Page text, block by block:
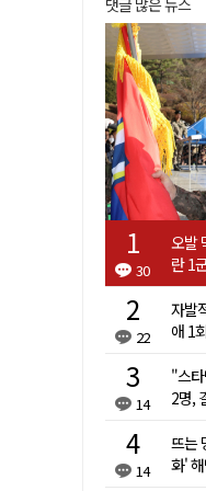
댓글 많은 뉴스
30
오발
란 1
22
자발
애 1
14
"스
2명,
14
뜨는
화'